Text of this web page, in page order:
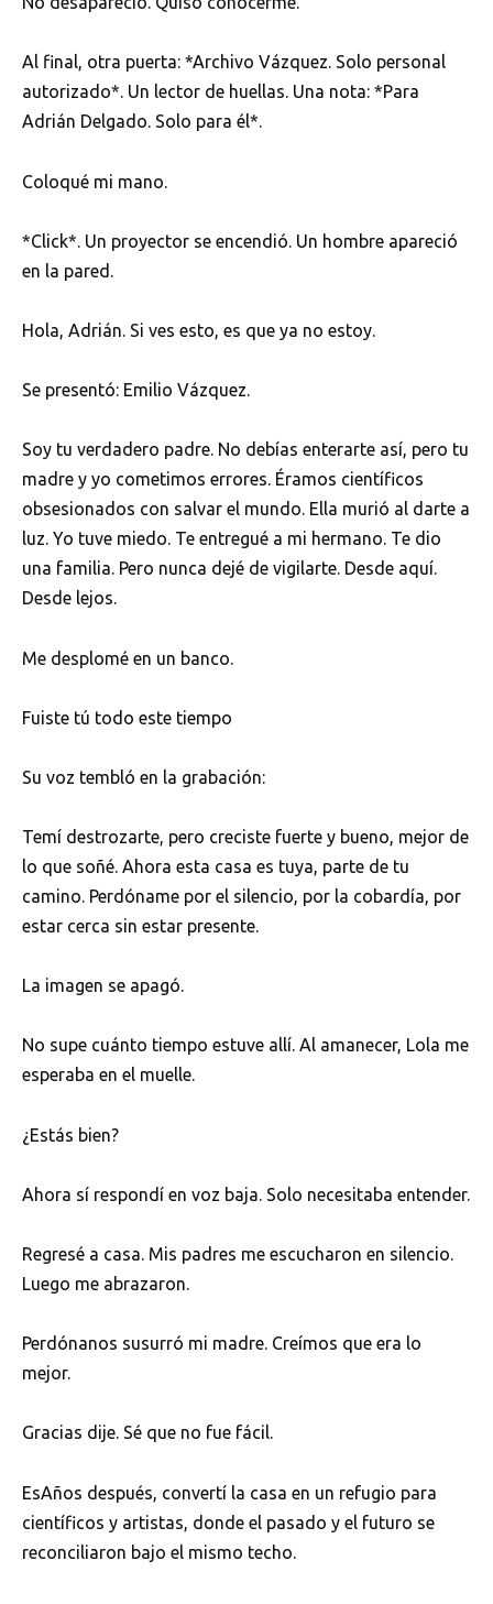
Al final, otra puerta: *Archivo Vázquez. Solo personal
autorizado*. Un lector de huellas. Una nota: *Para
Adrián Delgado. Solo para él*.
Coloqué mi mano.
*Click*. Un proyector se encendió. Un hombre apareció
en la pared.
Hola, Adrián. Si ves esto, es que ya no estoy.
Se presentó: Emilio Vázquez.
Soy tu verdadero padre. No debías enterarte así, pero tu
madre y yo cometimos errores. Éramos científicos
obsesionados con salvar el mundo. Ella murió al darte a
luz. Yo tuve miedo. Te entregué a mi hermano. Te dio
una familia. Pero nunca dejé de vigilarte. Desde aquí.
Desde lejos.
Me desplomé en un banco.
Fuiste tú todo este tiempo
Su voz tembló en la grabación:
Temí destrozarte, pero creciste fuerte y bueno, mejor de
lo que soñé. Ahora esta casa es tuya, parte de tu
camino. Perdóname por el silencio, por la cobardía, por
estar cerca sin estar presente.
La imagen se apagó.
No supe cuánto tiempo estuve allí. Al amanecer, Lola me
esperaba en el muelle.
¿Estás bien?
Ahora sí respondí en voz baja. Solo necesitaba entender.
Regresé a casa. Mis padres me escucharon en silencio.
Luego me abrazaron.
Perdónanos susurró mi madre. Creímos que era lo
mejor.
Gracias dije. Sé que no fue fácil.
EsAños después, convertí la casa en un refugio para
científicos y artistas, donde el pasado y el futuro se
reconciliaron bajo el mismo techo.